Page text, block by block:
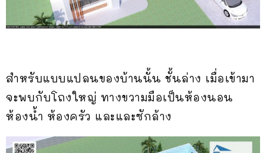
สำหรับแบบแปลนของบ้านนั้น ชั้นล่าง เมื่อเข้ามา
จะพบกับโถงใหญ่ ทางขวามมือเป็นห้องนอน
ห้องน้ำ ห้องครัว และและซักล้าง